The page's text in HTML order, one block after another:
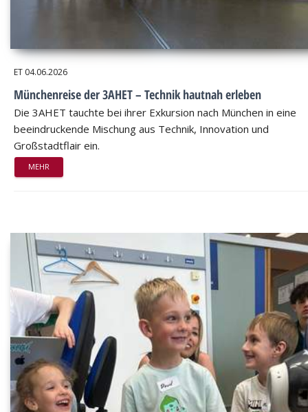
ET 04.06.2026
Münchenreise der 3AHET – Technik hautnah erleben
Die 3AHET tauchte bei ihrer Exkursion nach München in eine
beeindruckende Mischung aus Technik, Innovation und
Großstadtflair ein.
MEHR